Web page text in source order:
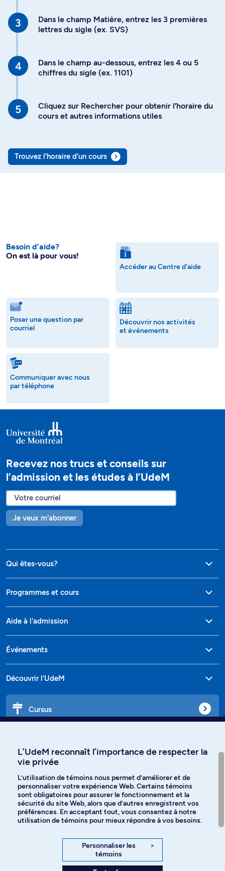
Dans le champ Matière, entrez les 3 premières
lettres du sigle (ex. SVS)
Dans le champ au-dessous, entrez les 4 ou 5
chiffres du sigle (ex. 1101)
Cliquez sur Rechercher pour obtenir l’horaire du
cours et autres informations utiles
Trouvez l’horaire d’un cours
Besoin d’aide?
On est là pour vous!
Accéder au Centre d'aide
Poser une question par
courriel
Découvrir nos activités
et événements
Communiquer avec nous
par téléphone
Recevez nos trucs et conseils sur
l’admission et les études à l’UdeM
Je veux m'abonner
Qui êtes-vous?
Programmes et cours
Aide à l'admission
Événements
Découvrir l'UdeM
Cursus
Langues
Facebook Instagram
YouTube
L’UdeM reconnaît l’importance de respecter la
vie privée
L’utilisation de témoins nous permet d’améliorer et de
personnaliser votre expérience Web. Certains témoins
sont obligatoires pour assurer le fonctionnement et la
sécurité du site Web, alors que d’autres enregistrent vos
préférences. En acceptant tout, vous consentez à notre
utilisation de témoins pour mieux répondre à vos besoins.
Personnaliser les
témoins
>